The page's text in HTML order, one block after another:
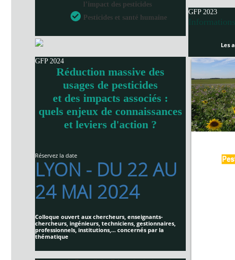
l’impact des pesticides
Pesticides et santé humaine
GFP 2023
Les
GFP 2024
Réduction massive des
usages de pesticides
et des impacts associés :
quels enjeux de connaissances
et leviers d'action ?
Réservez la date
LYON - DU 22 AU
24 MAI 2024
Colloque ouvert aux chercheurs, enseignants-
chercheurs, ingénieurs, techniciens, gestionnaires,
professionnels, institutions,... concernés par la
thématique